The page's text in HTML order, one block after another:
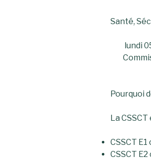
Santé,
lundi
Pourquoi
La
CSSCT
CSSCT